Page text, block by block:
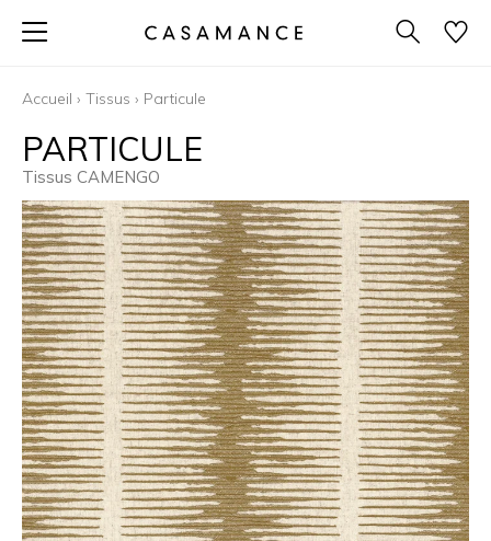
Accueil › Tissus › Particule
PARTICULE
Tissus CAMENGO